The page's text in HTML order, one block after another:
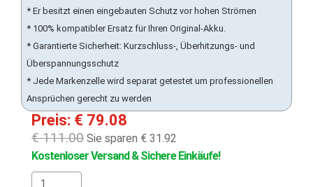
* Er besitzt einen eingebauten Schutz vor hohen Strömen
* 100% kompatibler Ersatz für Ihren Original-Akku.
* Garantierte Sicherheit: Kurzschluss-, Überhitzungs- und
Überspannungsschutz
* Jede Markenzelle wird separat getestet um professionellen
Ansprüchen gerecht zu werden
Preis: € 79.08
€ 111.00 Sie sparen € 31.92
Kostenloser Versand & Sichere Einkäufe!